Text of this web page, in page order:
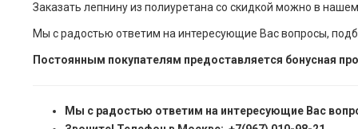
Заказать лепнину из полиуретана со скидкой можно в
Мы с радостью ответим на интересующие Вас вопросы,
Постоянным покупателям предоставляется бонусная
Мы с радостью ответим на интересующие Вас